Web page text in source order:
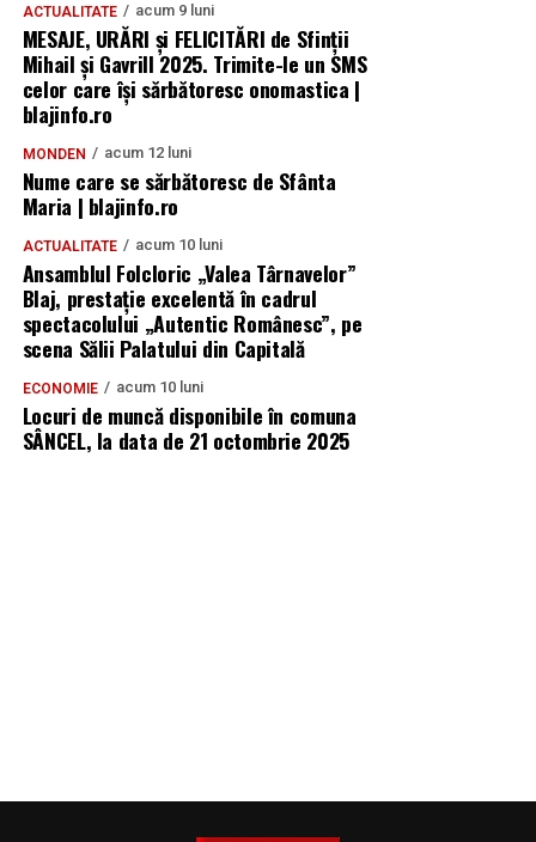
ACTUALITATE acum 9 luni
MESAJE, URĂRI și FELICITĂRI de Sfinții
Mihail și Gavrill 2025. Trimite-le un SMS
celor care își sărbătoresc onomastica |
blajinfo.ro
MONDEN acum 12 luni
Nume care se sărbătoresc de Sfânta
Maria | blajinfo.ro
ACTUALITATE acum 10 luni
Ansamblul Folcloric „Valea Târnavelor”
Blaj, prestație excelentă în cadrul
spectacolului „Autentic Românesc”, pe
scena Sălii Palatului din Capitală
ECONOMIE acum 10 luni
Locuri de muncă disponibile în comuna
SÂNCEL, la data de 21 octombrie 2025